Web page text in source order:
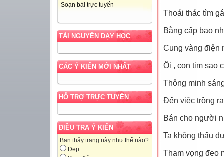
Soạn bài trực tuyến
TÀI NGUYÊN DẠY HỌC
CÁC Ý KIẾN MỚI NHẤT
HỖ TRỢ TRỰC TUYẾN
ĐIỀU TRA Ý KIẾN
Bạn thấy trang này như thế nào?
Đẹp
Thoái thác tìm
Bằng cấp bao
Cung vàng điện
Ôi , con tim sao
Thông minh
Đến việc trồng
Bán cho người
Ta không thấu
Tham vọng đeo